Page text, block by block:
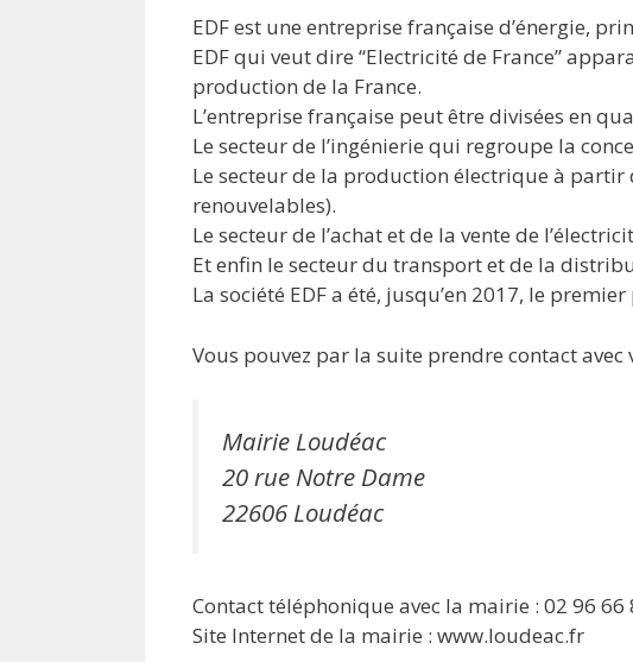
EDF est une entreprise française d’énergie,
EDF qui veut dire “Electricité de France”
production de la France.
L’entreprise française peut être divisées en
Le secteur de l’ingénierie qui regroupe la
Le secteur de la production électrique à
renouvelables).
Le secteur de l’achat et de la vente de
Et enfin le secteur du transport et de la
La société EDF a été, jusqu’en 2017, le
Vous pouvez par la suite prendre contact
Mairie Loudéac
20 rue Notre Dame
22606 Loudéac
Contact téléphonique avec la mairie : 02 96 66
Site Internet de la mairie : www.loudeac.fr